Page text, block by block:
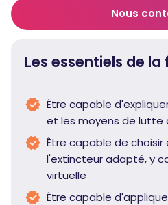
Nous
Les essentiels de
Être capable
et les moyens de lutte
Être capable de
l'extincteur adapté, y
virtuelle
Être capable